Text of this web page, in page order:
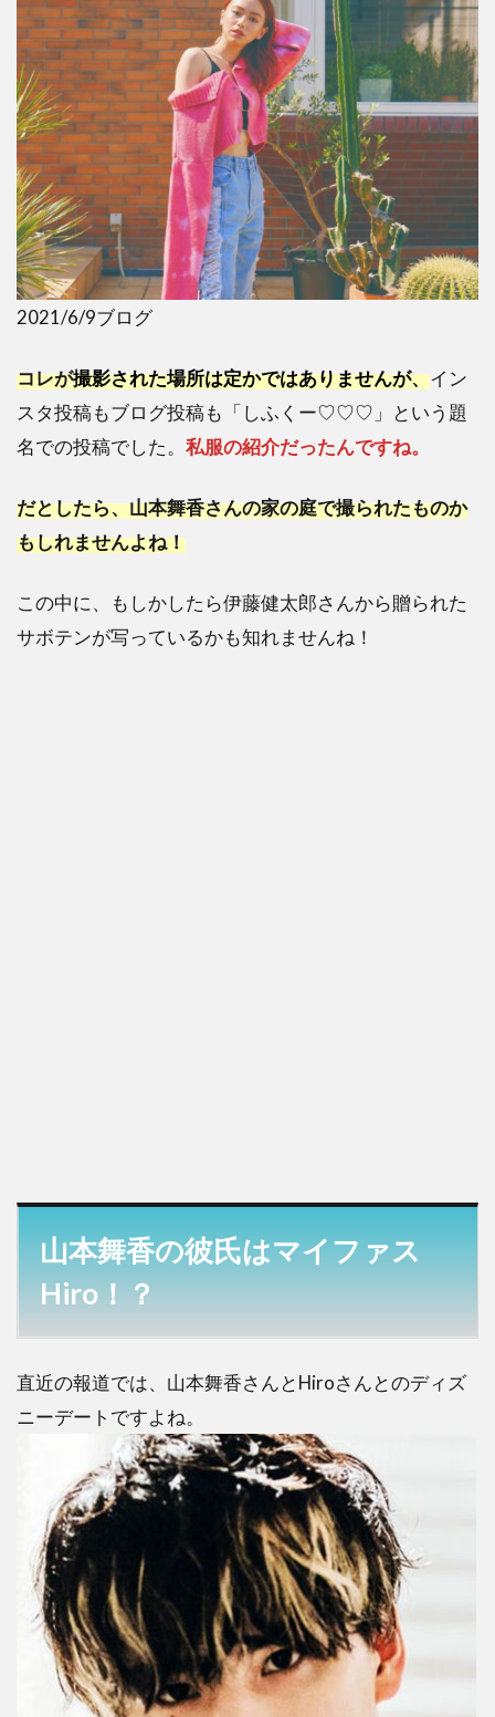
2021/6/9ブログ
コレが撮影された場所は定かではありませんが、イン
スタ投稿もブログ投稿も「しふくー♡♡♡」という題
名での投稿でした。 私服の紹介だったんですね。
だとしたら、山本舞香さんの家の庭で撮られたものか
もしれませんよね！
この中に、もしかしたら伊藤健太郎さんから贈られた
サボテンが写っているかも知れませんね！
山本舞香の彼氏はマイファス
Hiro！？
直近の報道では、山本舞香さんとHiroさんとのディズ
ニーデートですよね。